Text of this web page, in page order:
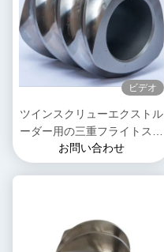
ビデオ
ツインスクリューエクストル
ーダー用の三重フライトスク
リューエレメント 食品・ス
ナックエクストルーション機
お問い合わせ